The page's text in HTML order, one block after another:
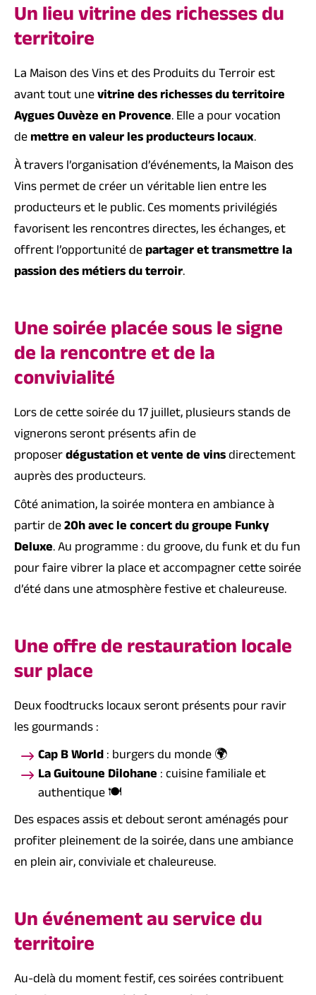
Un lieu vitrine des richesses du
territoire
La Maison des Vins et des Produits du Terroir est
avant tout unevitrine des richesses du territoire
Aygues Ouvèze en Provence. Elle a pour vocation
demettre en valeur les producteurs locaux.
À travers l’organisation d’événements, la Maison des
Vins permet de créer un véritable lien entre les
producteurs et le public. Ces moments privilégiés
favorisent les rencontres directes, les échanges, et
offrent l’opportunité departager et transmettre la
passion des métiers du terroir.
Une soirée placée sous le signe
de la rencontre et de la
convivialité
Lors de cette soirée du 17 juillet, plusieurs stands de
vignerons seront présents afin de
proposerdégustation et vente de vinsdirectement
auprès des producteurs.
Côté animation, la soirée montera en ambiance à
partir de20h avec le concert du groupe Funky
Deluxe. Au programme : du groove, du funk et du fun
pour faire vibrer la place et accompagner cette soirée
d’été dans une atmosphère festive et chaleureuse.
Une offre de restauration locale
sur place
Deux foodtrucks locaux seront présents pour ravir
les gourmands :
Cap B World: burgers du monde 🌍
La Guitoune Dilohane: cuisine familiale et
authentique 🍽️
Des espaces assis et debout seront aménagés pour
profiter pleinement de la soirée, dans une ambiance
en plein air, conviviale et chaleureuse.
Un événement au service du
territoire
Au-delà du moment festif, ces soirées contribuent